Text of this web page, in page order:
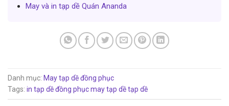
May và in tạp dề Quán Ananda
Danh mục: May tạp dề đồng phục
Tags: in tạp dề đồng phụcmay tạp dềtạp dề